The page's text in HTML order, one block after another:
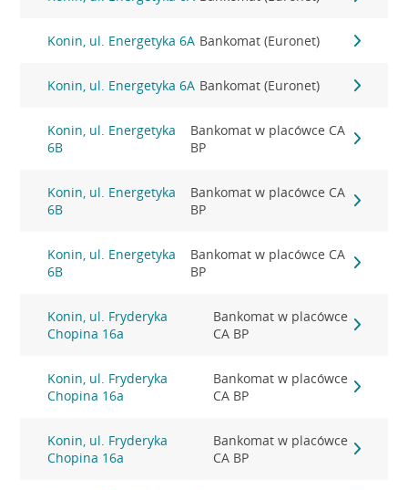
Konin, ul. Energetyka 6A Bankomat (Euronet)
Konin, ul. Energetyka 6A Bankomat (Euronet)
Konin, ul. Energetyka
6B
Bankomat w placówce CA
BP
Konin, ul. Energetyka
6B
Bankomat w placówce CA
BP
Konin, ul. Energetyka
6B
Bankomat w placówce CA
BP
Konin, ul. Fryderyka
Chopina 16a
Bankomat w placówce
CA BP
Konin, ul. Fryderyka
Chopina 16a
Bankomat w placówce
CA BP
Konin, ul. Fryderyka
Chopina 16a
Bankomat w placówce
CA BP